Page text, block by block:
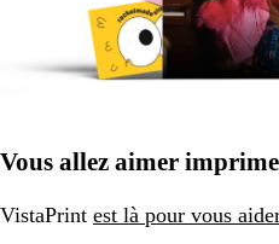
Vous allez aimer
VistaPrint est là pour vous